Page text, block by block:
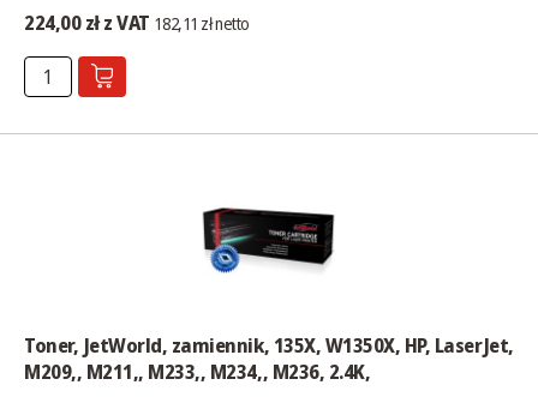
224,00 zł z VAT 182,11 zł netto
Toner, JetWorld, zamiennik, 135X, W1350X, HP, LaserJet,
M209,, M211,, M233,, M234,, M236, 2.4K,